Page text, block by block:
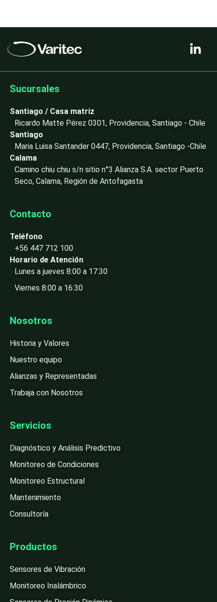
i
k
n
i
Sucursales
Santiago / Casa matriz
Ricardo Matte Pérez 0301, Providencia, Santiago - Chile
Santiago
Maria Luisa Santander 0447, Providencia, Santiago -Chile
Calama
Camino chiu chiu s/n sitio n°3 Alianza S.A. sector Puerto
Seco, Calama, Región de Antofagasta
Contacto
Teléfono
+56 447 712 100
Horario de Atención
Lunes a jueves 8:00 a 17:30
Viernes 8:00 a 16:30
Nosotros
Historia y Valores
Nuestro equipo
Alianzas y Representadas
Trabaja con Nosotros
Servicios
Diagnóstico y Análisis Predictivo
Monitoreo de Condiciones
Monitoreo Estructural
Mantenimiento
Consultoría
Productos
Sensores de Vibración
Monitoreo Inalámbrico